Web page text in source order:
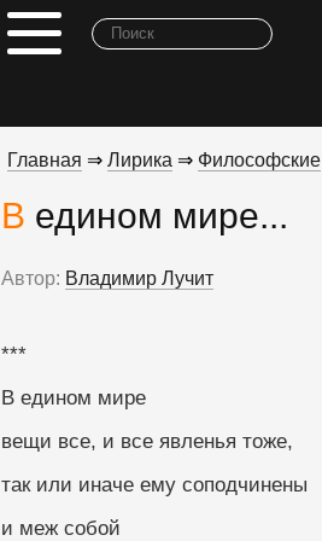
Главная ⇒ Лирика ⇒ Философские
В едином мире...
Автор: Владимир Лучит
***
В едином мире
вещи все, и все явленья тоже,
так или иначе ему соподчинены
и меж собой